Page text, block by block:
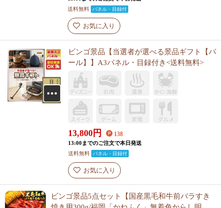
送料無料 パネル・目録付
お気に入り
ビンゴ景品【当選者が選べる景品ギフト【パ
ール】】A3パネル・目録付き<送料無料>
13,800円 138
13:00までのご注文で本日発送
送料無料 パネル・目録付
お気に入り
ビンゴ景品5点セット【国産黒毛和牛前バラすき